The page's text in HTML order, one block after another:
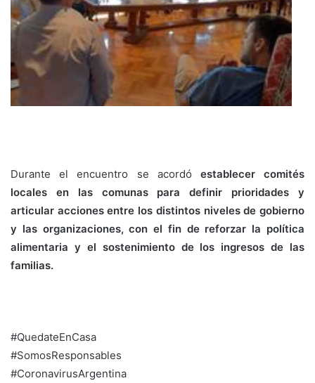
Durante el encuentro se acordó establecer comités
locales en las comunas para definir prioridades y
articular acciones entre los distintos niveles de gobierno
y las organizaciones, con el fin de reforzar la política
alimentaria y el sostenimiento de los ingresos de las
familias.
#QuedateEnCasa
#SomosResponsables
#CoronavirusArgentina